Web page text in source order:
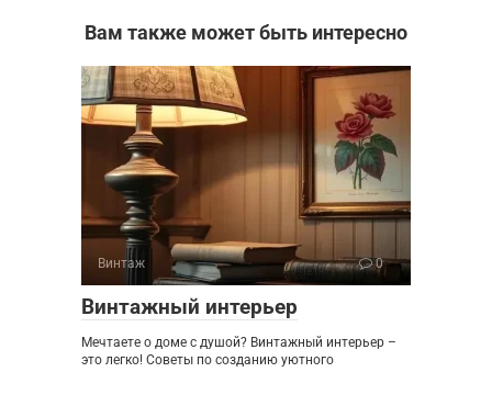
Вам также может быть интересно
Винтаж 0
Винтажный интерьер
Мечтаете о доме с душой? Винтажный интерьер –
это легко! Советы по созданию уютного